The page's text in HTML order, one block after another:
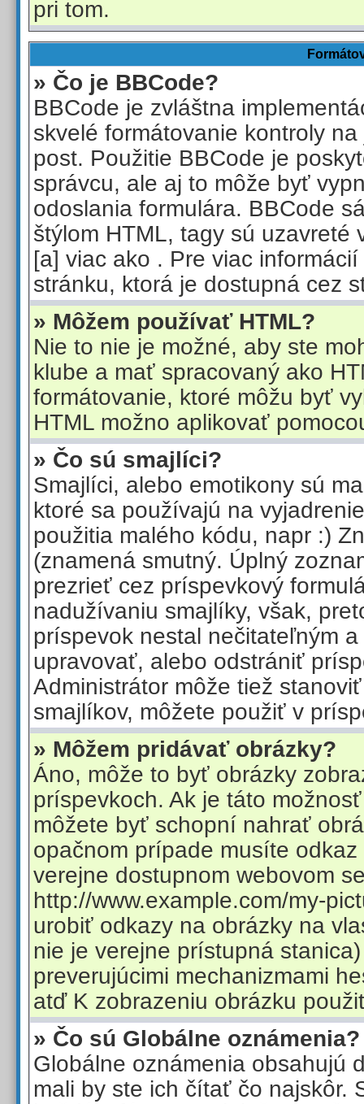
pri tom.
» Čo je BBCode?
BBCode je zvláštna
skvelé formátovanie kontroly
post. Použitie BBCode je
správcu, ale aj to môže byť
odoslania formulára. BBCode
štýlom HTML, tagy sú uzavreté
[a] viac ako . Pre viac
stránku, ktorá je dostupná cez
» Môžem používať HTML?
Nie to nie je možné, aby ste
klube a mať spracovaný ako
formátovanie, ktoré môžu byť
HTML možno aplikovať
» Čo sú smajlíci?
Smajlíci, alebo emotikony sú
ktoré sa používajú na
použitia malého kódu, napr :)
(znamená smutný. Úplný
prezrieť cez príspevkový
nadužívaniu smajlíky, však,
príspevok nestal nečitateľným
upravovať, alebo odstrániť
Administrátor môže tiež
smajlíkov, môžete použiť v
» Môžem pridávať obrázky?
Áno, môže to byť obrázky
príspevkoch. Ak je táto
môžete byť schopní nahrať
opačnom prípade musíte
verejne dostupnom webovom
http://www.example.com/my-
urobiť odkazy na obrázky na
nie je verejne prístupná
preverujúcimi mechanizmami
atď K zobrazeniu obrázku
» Čo sú Globálne oznámenia?
Globálne oznámenia obsahujú
mali by ste ich čítať čo najskôr.